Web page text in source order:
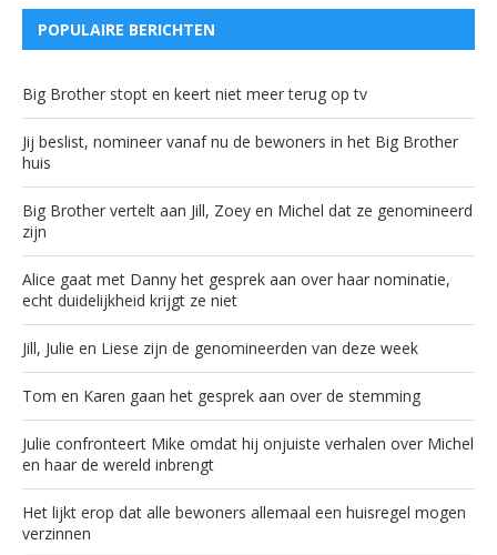
POPULAIRE BERICHTEN
Big Brother stopt en keert niet meer terug op tv
Jij beslist, nomineer vanaf nu de bewoners in het Big Brother
huis
Big Brother vertelt aan Jill, Zoey en Michel dat ze genomineerd
zijn
Alice gaat met Danny het gesprek aan over haar nominatie,
echt duidelijkheid krijgt ze niet
Jill, Julie en Liese zijn de genomineerden van deze week
Tom en Karen gaan het gesprek aan over de stemming
Julie confronteert Mike omdat hij onjuiste verhalen over Michel
en haar de wereld inbrengt
Het lijkt erop dat alle bewoners allemaal een huisregel mogen
verzinnen